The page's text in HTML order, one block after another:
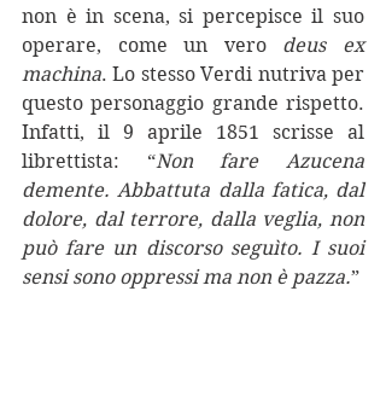
non è in scena, si percepisce il suo
operare, come un vero deus ex
machina. Lo stesso Verdi nutriva per
questo personaggio grande rispetto.
Infatti, il 9 aprile 1851 scrisse al
librettista: “Non fare Azucena
demente. Abbattuta dalla fatica, dal
dolore, dal terrore, dalla veglia, non
può fare un discorso seguìto. I suoi
sensi sono oppressi ma non è pazza.”